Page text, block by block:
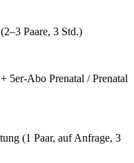
Paare, 3 Std.)
5er-Abo Prenatal / Prenatal
(1 Paar, auf Anfrage, 3